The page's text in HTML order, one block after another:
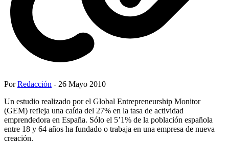
PorRedacción - 26 Mayo 2010
Un estudio realizado por el Global Entrepreneurship Monitor
(GEM) refleja una caída del 27% en la tasa de actividad
emprendedora en España. Sólo el 5’1% de la población española
entre 18 y 64 años ha fundado o trabaja en una empresa de nueva
creación.